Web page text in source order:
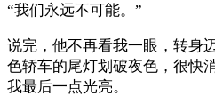
“我们永远不可能。”
说完，他不再看我一眼，转身
色轿车的尾灯划破夜色，很快
我最后一点光亮。